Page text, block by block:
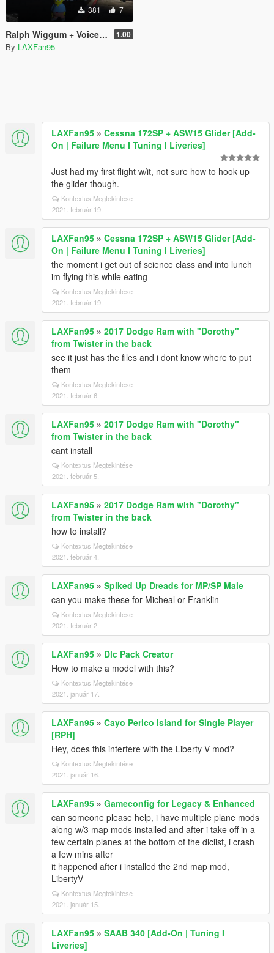
381 7
Ralph Wiggum + Voice Pack 1.00
By LAXFan95
LAXFan95 » Cessna 172SP + ASW15 Glider [Add-
On | Failure Menu I Tuning I Liveries]
Just had my first flight w/it, not sure how to hook up
the glider though.
Kontextus Megtekintése
2021. február 19.
LAXFan95 » Cessna 172SP + ASW15 Glider [Add-
On | Failure Menu I Tuning I Liveries]
the moment i get out of science class and into lunch
im flying this while eating
Kontextus Megtekintése
2021. február 19.
LAXFan95 » 2017 Dodge Ram with "Dorothy"
from Twister in the back
see it just has the files and i dont know where to put
them
Kontextus Megtekintése
2021. február 6.
LAXFan95 » 2017 Dodge Ram with "Dorothy"
from Twister in the back
cant install
Kontextus Megtekintése
2021. február 5.
LAXFan95 » 2017 Dodge Ram with "Dorothy"
from Twister in the back
how to install?
Kontextus Megtekintése
2021. február 4.
LAXFan95 » Spiked Up Dreads for MP/SP Male
can you make these for Micheal or Franklin
Kontextus Megtekintése
2021. február 2.
LAXFan95 » Dlc Pack Creator
How to make a model with this?
Kontextus Megtekintése
2021. január 17.
LAXFan95 » Cayo Perico Island for Single Player
[RPH]
Hey, does this interfere with the Liberty V mod?
Kontextus Megtekintése
2021. január 16.
LAXFan95 » Gameconfig for Legacy & Enhanced
can someone please help, i have multiple plane mods
along w/3 map mods installed and after i take off in a
few certain planes at the bottom of the dlclist, i crash
a few mins after
it happened after i installed the 2nd map mod,
LibertyV
Kontextus Megtekintése
2021. január 15.
LAXFan95 » SAAB 340 [Add-On | Tuning I
Liveries]